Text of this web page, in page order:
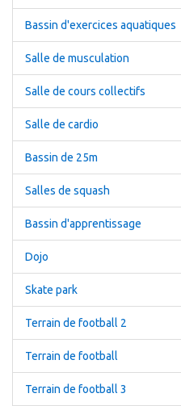
Bassin d'exercices aquatiques
Salle de musculation
Salle de cours collectifs
Salle de cardio
Bassin de 25m
Salles de squash
Bassin d'apprentissage
Dojo
Skate park
Terrain de football 2
Terrain de football
Terrain de football 3